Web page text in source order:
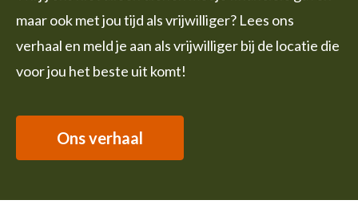
maar ook met jou tijd als vrijwilliger? Lees ons
verhaal en meld je aan als vrijwilliger bij de locatie die
voor jou het beste uit komt!
Ons verhaal